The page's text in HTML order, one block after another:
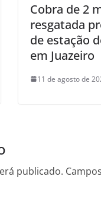
Cobra de 2
resgatada
de estação
em Juazeiro
11 de agosto de
publicado.